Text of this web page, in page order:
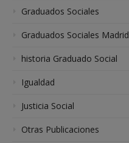
Graduados Sociales
Graduados Sociales Madrid
historia Graduado Social
Igualdad
Justicia Social
Otras Publicaciones